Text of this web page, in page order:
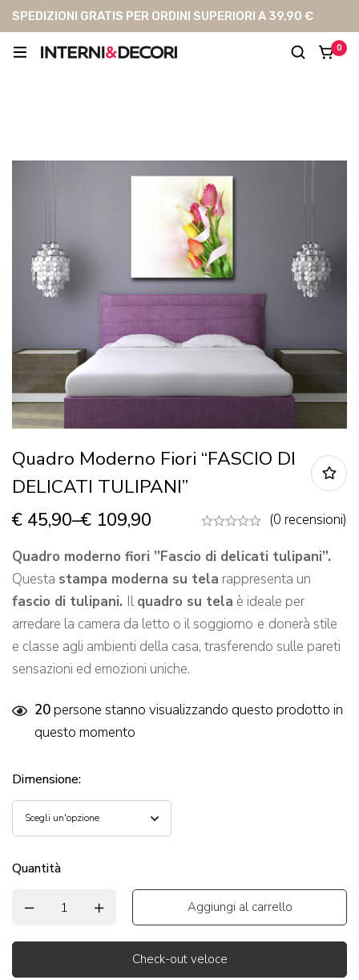
SPEDIZIONI GRATIS PER ORDINI SUPERIORI A 39,90 €
0
Quadro Moderno Fiori “FASCIO DI
DELICATI TULIPANI”
€ 45,90–€ 109,90
(0 recensioni)
Quadro moderno fiori ”Fascio di delicati tulipani”.
Questa stampa moderna su tela rappresenta un
fascio di tulipani. Ilquadro su tela è ideale per
arredare la camera da letto o il soggiorno e donerà stile
e classe agli ambienti della casa, trasferendo sulle pareti
sensazioni ed emozioni uniche.
20persone stanno visualizzando questo prodotto in
questo momento
Dimensione:
Quantità
Aggiungi al carrello
Check-out veloce